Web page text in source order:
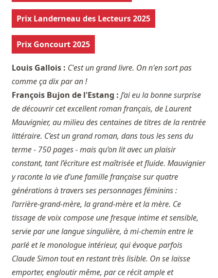
Prix Landerneau des Lecteurs 2025
Prix Goncourt 2025
Louis Gallois : C'est un grand livre. On n'en sort pas
comme ça dix par an !
François Bujon de l'Estang : J’ai eu la bonne surprise
de découvrir cet excellent roman français, de Laurent
Mauvignier, au milieu des centaines de titres de la rentrée
littéraire. C’est un grand roman, dans tous les sens du
terme - 750 pages - mais qu’on lit avec un plaisir
constant, tant l’écriture est maîtrisée et fluide. Mauvignier
y raconte la vie d’une famille française sur quatre
générations à travers ses personnages féminins :
l’arrière-grand-mère, la grand-mère et la mère. Ce
tissage de voix compose une fresque intime et sensible,
servie par une langue singulière, à mi-chemin entre le
parlé et le monologue intérieur, qui évoque parfois
Claude Simon tout en restant très lisible. On se laisse
emporter, engloutir même, par ce récit ample et